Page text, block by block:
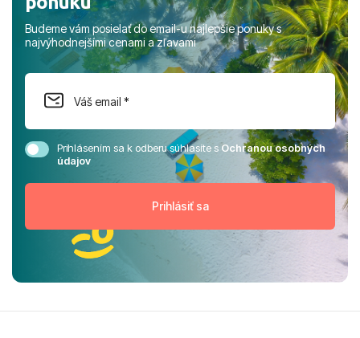
Budeme vám posielať do email-u najlepšie ponuky s
najvýhodnejšími cenami a zľavami
Prihlásením sa k odberu súhlasíte sOchranou osobných
údajov